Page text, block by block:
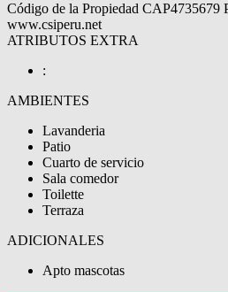
Código de la Propiedad CAP4735679
www.csiperu.net
ATRIBUTOS EXTRA
:
AMBIENTES
Lavanderia
Patio
Cuarto de servicio
Sala comedor
Toilette
Terraza
ADICIONALES
Apto mascotas